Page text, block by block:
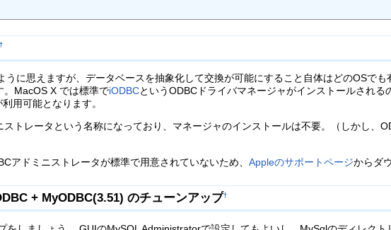
†
うに思えますが、データベースを抽象化して交換が可能にすること自体はどのOSで
。MacOS X では標準でiODBCというODBCドライバマネージャがインストールされ
用可能となります。
ストレータという名称になっており、マネージャのインストールは不要。（しかし、
アドミニストレータが標準で用意されていないため、 Appleのサポートページからダ
+ MyODBC(3.51) のチューンアップ†